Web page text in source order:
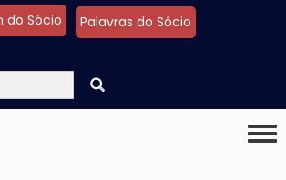
principal
do Sócio Palavras do Sócio